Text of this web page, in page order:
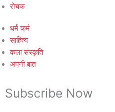
रोचक
धर्म कर्म
साहित्य
कला संस्कृति
अपनी बात
Subscribe Now